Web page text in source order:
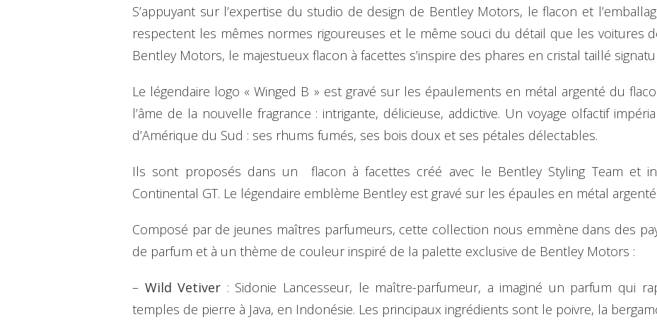
S’appuyant sur l’expertise du studio de design de Bentley Motors, le flacon et
respectent les mêmes normes rigoureuses et le même souci du détail que les voitures
Bentley Motors, le majestueux flacon à facettes s’inspire des phares en cristal taillé
Le légendaire logo « Winged B » est gravé sur les épaulements en métal argenté du
l’âme de la nouvelle fragrance : intrigante, délicieuse, addictive. Un voyage olfactif
d’Amérique du Sud : ses rhums fumés, ses bois doux et ses pétales délectables.
Ils sont proposés dans un flacon à facettes créé avec le Bentley Styling Team et
Continental GT. Le légendaire emblème Bentley est gravé sur les épaules en métal
Composé par de jeunes maîtres parfumeurs, cette collection nous emmène dans des
de parfum et à un thème de couleur inspiré de la palette exclusive de Bentley Motors :
– Wild Vetiver : Sidonie Lancesseur, le maître-parfumeur, a imaginé un parfum qui
temples de pierre à Java, en Indonésie. Les principaux ingrédients sont le poivre, la